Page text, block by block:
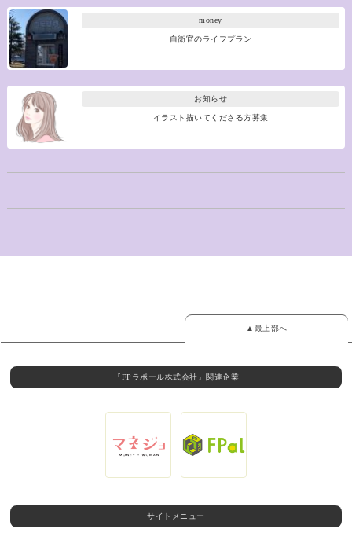
money
自衛官のライフプラン
お知らせ
イラスト描いてくださる方募集
▲最上部へ
『FPラポール株式会社』関連企業
サイトメニュー